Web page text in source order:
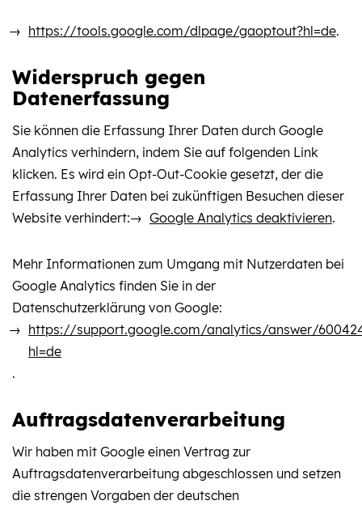
https://tools.google.com/dlpage/gaoptout?hl=de.
Widerspruch gegen
Datenerfassung
Sie können die Erfassung Ihrer Daten durch Google
Analytics verhindern, indem Sie auf folgenden Link
klicken. Es wird ein Opt-Out-Cookie gesetzt, der die
Erfassung Ihrer Daten bei zukünftigen Besuchen dieser
Website verhindert:
Google Analytics deaktivieren.
Mehr Informationen zum Umgang mit Nutzerdaten bei
Google Analytics finden Sie in der
Datenschutzerklärung von Google:
https://support.google.com/analytics/answer/
hl=de
.
Auftragsdatenverarbeitung
Wir haben mit Google einen Vertrag zur
Auftragsdatenverarbeitung abgeschlossen und setzen
die strengen Vorgaben der deutschen